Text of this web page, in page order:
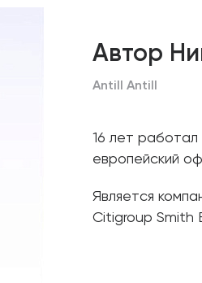
Автор
Antill Antill
16 лет работал
европейский
Является
Citigroup Smith